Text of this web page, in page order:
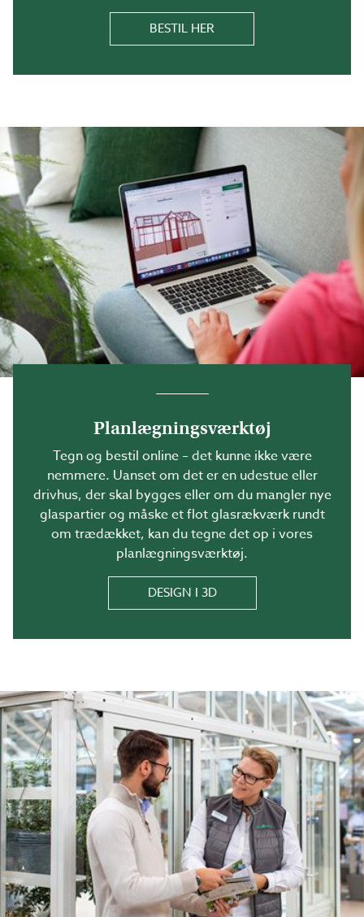
BESTIL HER
Planlægningsværktøj
Tegn og bestil online – det kunne ikke være
nemmere. Uanset om det er en udestue eller
drivhus, der skal bygges eller om du mangler nye
glaspartier og måske et flot glasrækværk rundt
om trædækket, kan du tegne det op i vores
planlægningsværktøj.
DESIGN I 3D